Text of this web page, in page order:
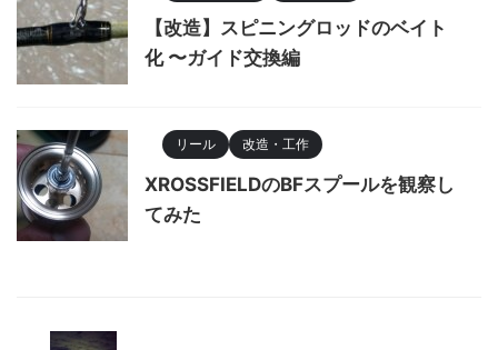
【改造】スピニングロッドのベイト
化 〜ガイド交換編
リール 改造・工作
XROSSFIELDのBFスプールを観察し
てみた